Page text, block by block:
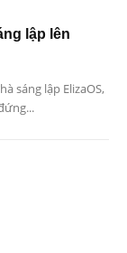
lập lên
sáng lập ElizaOS,